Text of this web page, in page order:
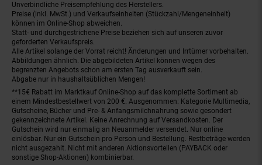
Unverbindliche Preisempfehlung des Herstellers.
Preise (inkl. MwSt.) und Verkaufseinheiten (Stückzahl/Mengeneinheit)
können im Online-Shop abweichen.
Statt- und durchgestrichene Preise beziehen sich auf unseren zuvor
geforderten Verkaufspreis.
Alle Artikel solange der Vorrat reicht! Änderungen und Irrtümer vorbehalten.
Abbildungen ähnlich. Die abgebildeten Artikel können wegen des
begrenzten Angebots schon am ersten Tag ausverkauft sein.
Abgabe nur in haushaltsüblichen Mengen!
**15€ Rabatt im Marktkauf Online-Shop auf das komplette Sortiment ab
einem Mindestbestellwert von 200 €. Ausgenommen: Kategorie Multimedia,
Gutscheine, Bücher und Pre- & Anfangsmilchnahrung sowie gesondert
gekennzeichnete Artikel. Keine Anrechnung auf Versandkosten. Der
Gutschein wird nur einmalig an Neuanmelder versendet. Nur online
einlösbar. Nur ein Gutschein pro Person und Bestellung. Restbeträge werden
nicht ausgezahlt. Nicht mit anderen Aktionsvorteilen (PAYBACK oder
sonstige Shop-Aktionen) kombinierbar.